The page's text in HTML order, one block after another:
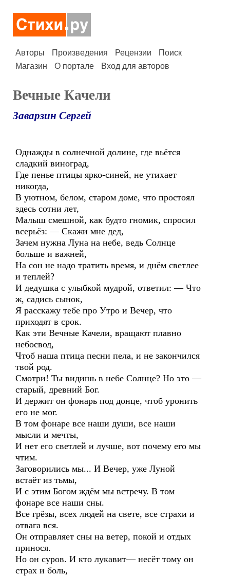
Авторы Произведения Рецензии
Поиск
Магазин
О портале Вход для авторов
Вечные Качели
Заварзин Сергей
Однажды в солнечной долине, где вьётся
сладкий виноград,
Где пенье птицы ярко-синей, не утихает
никогда,
В уютном, белом, старом доме, что простоял
здесь сотни лет,
Малыш смешной, как будто гномик, спросил
всерьёз: — Скажи мне дед,
Зачем нужна Луна на небе, ведь Солнце
больше и важней,
На сон не надо тратить время, и днём светлее
и теплей?
И дедушка с улыбкой мудрой, ответил: — Что
ж, садись сынок,
Я расскажу тебе про Утро и Вечер, что
приходят в срок.
Как эти Вечные Качели, вращают плавно
небосвод,
Чтоб наша птица песни пела, и не закончился
твой род.
Смотри! Ты видишь в небе Солнце? Но это —
старый, древний Бог.
И держит он фонарь под донце, чтоб уронить
его не мог.
В том фонаре все наши души, все наши
мысли и мечты,
И нет его светлей и лучше, вот почему его мы
чтим.
Заговорились мы... И Вечер, уже Луной
встаёт из тьмы,
И с этим Богом ждём мы встречу. В том
фонаре все наши сны.
Все грёзы, всех людей на свете, все страхи и
отвага вся.
Он отправляет сны на ветер, покой и отдых
принося.
Но он суров. И кто лукавит— несёт тому он
страх и боль,